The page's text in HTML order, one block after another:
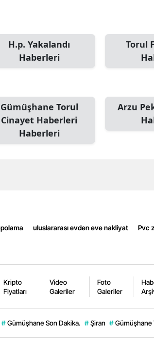
Giresun
Gümüşhane
Isparta
Mersin
Kırşehir
Kocaeli
Konya
H.p. Yakalandı
Haberleri
Torul
Gümüşhane Torul
Cinayet Haberleri
Haberleri
Arzu
uluslararası evden eve nakliyat Pvc
Kripto
Fiyatları
Video
Galeriler
Foto
Galeriler
# Gümüşhane Son Dakika. # Şiran # Gümüşhane